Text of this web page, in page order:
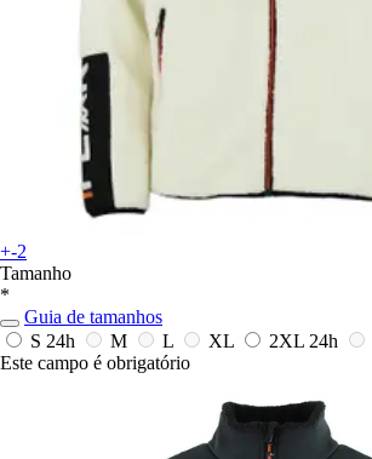
+-2
Tamanho
*
Guia de tamanhos
S 24h M L XL 2XL 24h
Este campo é obrigatório